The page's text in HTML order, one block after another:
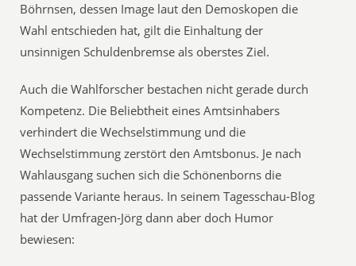
Böhrnsen, dessen Image laut den Demoskopen die
Wahl entschieden hat, gilt die Einhaltung der
unsinnigen Schuldenbremse als oberstes Ziel.
Auch die Wahlforscher bestachen nicht gerade durch
Kompetenz. Die Beliebtheit eines Amtsinhabers
verhindert die Wechselstimmung und die
Wechselstimmung zerstört den Amtsbonus. Je nach
Wahlausgang suchen sich die Schönenborns die
passende Variante heraus. In seinem Tagesschau-Blog
hat der Umfragen-Jörg dann aber doch Humor
bewiesen: